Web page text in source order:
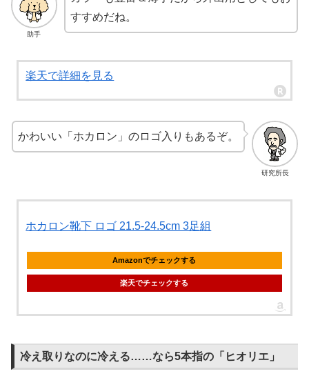
助手
すすめだね。
楽天で詳細を見る
研究所長
かわいい「ホカロン」のロゴ入りもあるぞ。
ホカロン靴下 ロゴ 21.5-24.5cm 3足組
Amazonでチェックする
楽天でチェックする
冷え取りなのに冷える……なら5本指の「ヒオリエ」